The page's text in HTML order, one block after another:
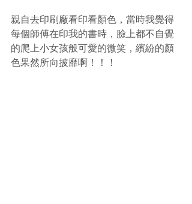
親自去印刷廠看印看顏色，當時我覺得
每個師傅在印我的書時，臉上都不自覺
的爬上小女孩般可愛的微笑，繽紛的顏
色果然所向披靡啊！！！